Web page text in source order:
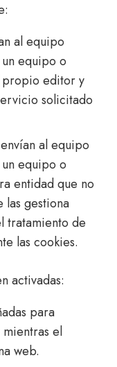
al equipo
equipo o
editor y
solicitado
al equipo
equipo o
entidad que no
las gestiona
tratamiento de
las cookies.
activadas:
para
el
web.